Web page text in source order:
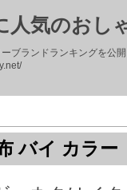
人気のおし
ブランドランキングを公
バイ カラー